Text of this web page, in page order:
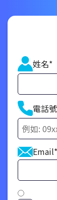
姓名*
電話
Email*